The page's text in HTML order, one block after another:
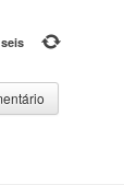
seis